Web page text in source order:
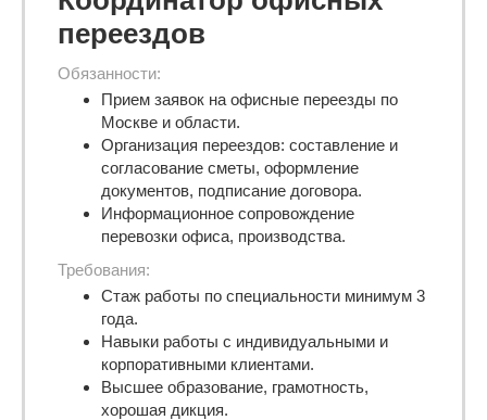
переездов
Обязанности:
Прием заявок на офисные переезды по
Москве и области.
Организация переездов: составление и
согласование сметы, оформление
документов, подписание договора.
Информационное сопровождение
перевозки офиса, производства.
Требования:
Стаж работы по специальности минимум 3
года.
Навыки работы с индивидуальными и
корпоративными клиентами.
Высшее образование, грамотность,
хорошая дикция.